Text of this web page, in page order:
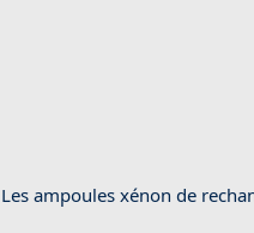
Les ampoules xénon de